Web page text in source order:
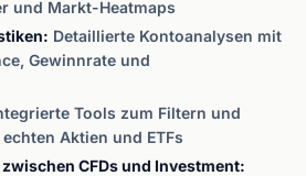
und Markt-Heatmaps
Detaillierte Kontoanalysen mit
Gewinnrate und
Tools zum Filtern und
Aktien und ETFs
CFDs und Investment: